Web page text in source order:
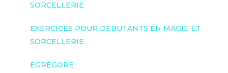
SORCELLERIE
EXERCICES POUR DEBUTANTS EN MAGIE ET
SORCELLERIE
EGREGORE